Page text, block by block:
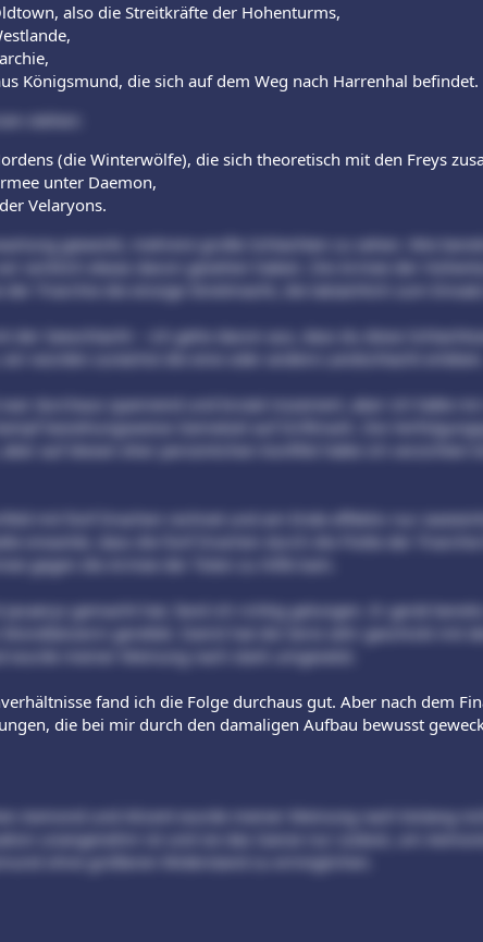
also die Streitkräfte der Hohenturms,
Königsmund, die sich auf dem Weg nach Harrenhal befindet.
stehen:
(die Winterwölfe), die sich theoretisch mit den Freys
unter Daemon,
Velaryons.
geweckt, mehrere große Schlachten zu sehen. Wie
wir wirklich etwas davon gesehen haben. Die Armee der
der Triarchie die einzige Streitmacht, die tatsächlich zum Einsatz
der Seeschlacht – ich gehe davon aus, dass du diese
würden zunächst die eine oder andere Landschlacht erleben.
war durchaus spannend und brutal inszeniert, aber ich hätte
beziehungsweise Gemetzel auf Driftmark. Die
aber auf diesen eher persönlichen Konflikt hätte ich
mit fünf Drachen rechnet und am Ende effektiv nur
erwartet, dass die fünf Drachen durch die Flotte der
gegen die Armee der Toten zu Hilfe kam.
Jacaerys gemacht hat, fand ich richtig gelungen. Er gerät
Mondtänzerin gerettet. Damit hat die Serie sehr geschickt mit
wurde meiner Meinung nach stark umgesetzt.
fand ich die Folge durchaus gut. Aber nach dem
die bei mir durch den damaligen Aufbau bewusst
Aemond und Alicent wurde meiner Meinung nach bislang
unangenehm ist und sie das Ganze nur zulässt, um
ohne größeren Widerstand zu ermöglichen.